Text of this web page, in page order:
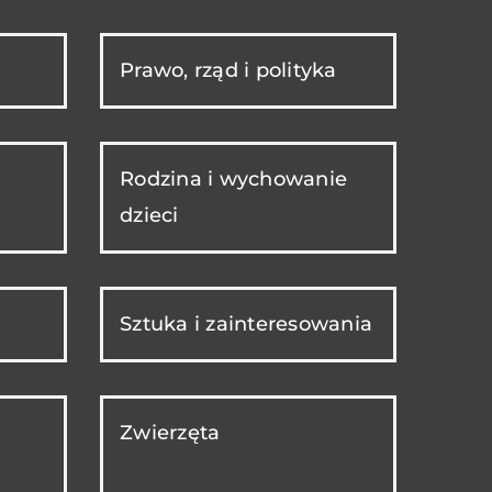
Prawo, rząd i polityka
Rodzina i wychowanie
dzieci
Sztuka i zainteresowania
Zwierzęta